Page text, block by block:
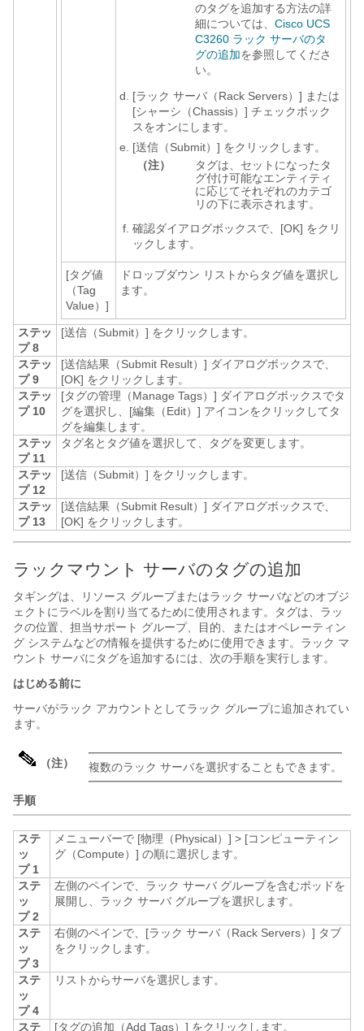
のタグを追加する方法の詳
細については、 Cisco UCS
C3260 ラック サーバのタ
グの追加を参照してくださ
い。
[ラック サーバ（Rack Servers）] または
[シャーシ（Chassis）] チェックボック
スをオンにします。
[送信（Submit）] をクリックします。
（注）
タグは、セットになったタ
グ付け可能なエンティティ
に応じてそれぞれのカテゴ
リの下に表示されます。
確認ダイアログボックスで、[OK] をクリ
ックします。
[タグ値
（Tag
Value）]
ドロップダウン リストからタグ値を選択し
ます。
ステッ
プ 8
[送信（Submit）] をクリックします。
ステッ
プ 9
[送信結果（Submit Result）] ダイアログボックスで、
[OK] をクリックします。
ステッ
プ 10
[タグの管理（Manage Tags）] ダイアログボックスでタ
グを選択し、[編集（Edit）] アイコンをクリックしてタ
グを編集します。
ステッ
プ 11
タグ名とタグ値を選択して、タグを変更します。
ステッ
プ 12
[送信（Submit）] をクリックします。
ステッ
プ 13
[送信結果（Submit Result）] ダイアログボックスで、
[OK] をクリックします。
ラックマウント サーバのタグの追加
タギングは、リソース グループまたはラック サーバなどのオブジ
ェクトにラベルを割り当てるために使用されます。タグは、ラッ
クの位置、担当サポート グループ、目的、またはオペレーティン
グ システムなどの情報を提供するために使用できます。ラック マ
ウント サーバにタグを追加するには、次の手順を実行します。
はじめる前に
サーバがラック アカウントとしてラック グループに追加されてい
ます。
（注） 複数のラック サーバを選択することもできます。
手順
ステ
ッ
プ 1
メニューバーで [物理（Physical）] > [コンピューティン
グ（Compute）] の順に選択します。
ステ
ッ
プ 2
左側のペインで、ラック サーバ グループを含むポッドを
展開し、ラック サーバ グループを選択します。
ステ
ッ
プ 3
右側のペインで、[ラック サーバ（Rack Servers）] タブ
をクリックします。
ステ
ッ
プ 4
リストからサーバを選択します。
ステ [タグの追加（Add Tags）] をクリックします。